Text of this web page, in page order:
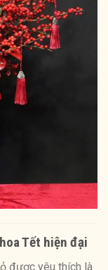
Tết hiện đại
được yêu thích là